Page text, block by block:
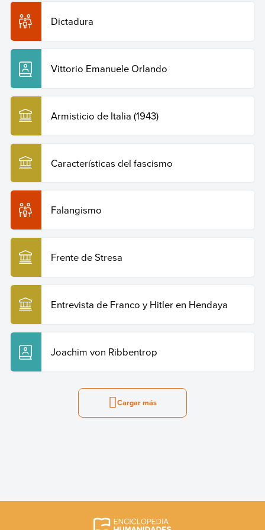
Dictadura
Vittorio Emanuele Orlando
Armisticio de Italia (1943)
Características del fascismo
Falangismo
Frente de Stresa
Entrevista de Franco y Hitler en Hendaya
Joachim von Ribbentrop
Cargar más